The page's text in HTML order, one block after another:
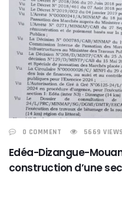
0 COMMENT 5669 VIEWS
Edéa-Dizangue-
construction d’une